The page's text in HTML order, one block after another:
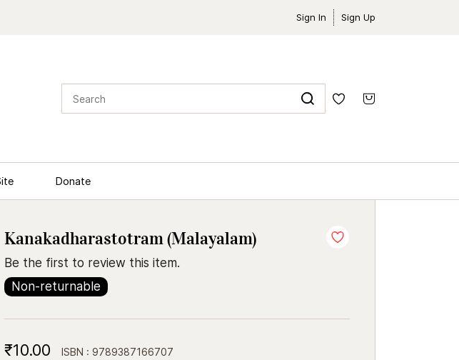
Sign In Sign Up
Donate
Kanakadharastotram (Malayalam)
Be the first to review this item.
Non-returnable
₹10.00 ISBN : 9789387166707